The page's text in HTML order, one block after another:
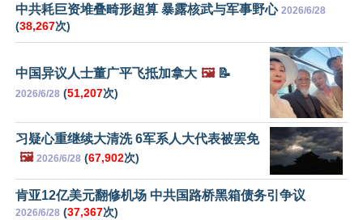
中共耗巨资堆叠畸形超算 暴露核武与军事野心 2026/6/28
(38,267次)
中国异议人士董广平飞抵加拿大 🖼️📝
2026/6/28 (51,207次)
习疑心重继续大清洗 6军系人大代表被罢免
🖼️ 2026/6/28 (67,902次)
肯亚12亿美元翻修机场 中共国路桥黑箱债务引争议
2026/6/28 (37,367次)